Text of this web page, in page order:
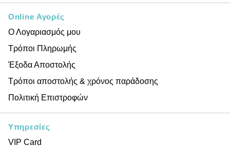
Online Αγορές
Ο Λογαριασμός μου
Τρόποι Πληρωμής
Έξοδα Αποστολής
Τρόποι αποστολής & χρόνος παράδοσης
Πολιτική Επιστροφών
Υπηρεσίες
VIP Card